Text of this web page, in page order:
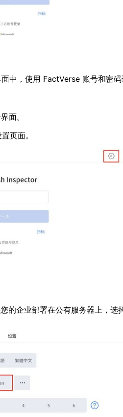
中，使用 FactVerse 账号和密码
面。
页面。
的企业部署在公有服务器上，